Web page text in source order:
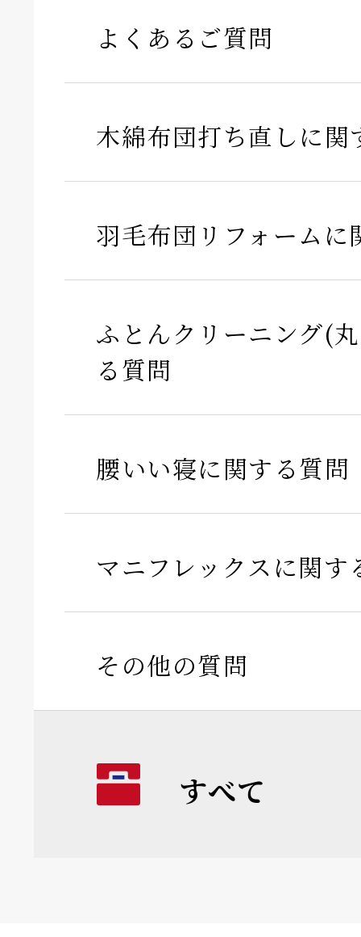
よくあるご質問
木綿布団打ち直しに関
羽毛布団リフォームに
ふとんクリーニング(
る質問
腰いい寝に関する質問
マニフレックスに関す
その他の質問
すべて